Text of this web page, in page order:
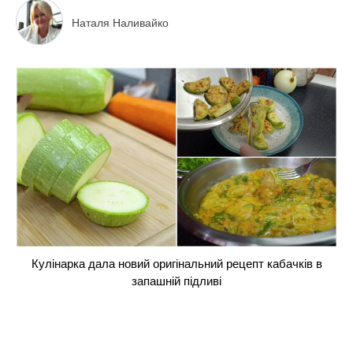
Наталя Наливайко
Кулінарка дала новий оригінальний рецепт кабачків в
запашній підливі